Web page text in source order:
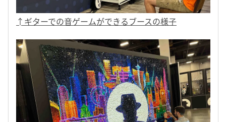
↑ギターでの音ゲームができるブースの様子